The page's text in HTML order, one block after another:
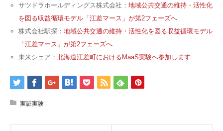
サツドラホールディングス株式会社： 地域公共交通の維持・活性化
を図る収益循環モデル「江差マース」が第2フェーズへ
株式会社駅探： 地域公共交通の維持・活性化を図る収益循環モデル
「江差マース」が第2フェーズへ
未来シェア： 北海道江差町におけるMaaS実験へ参加します
実証実験